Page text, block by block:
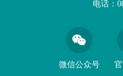
电话：
微信公众号